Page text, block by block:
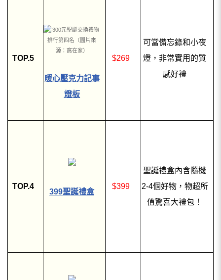
TOP.5
暖心壓克力記事
燈板
$269
可當備忘錄和小夜
燈，非常實用的質
感好禮
TOP.4
399聖誕禮盒
$399
聖誕禮盒內含隨機
2-4個好物，物超所
值驚喜大禮包！